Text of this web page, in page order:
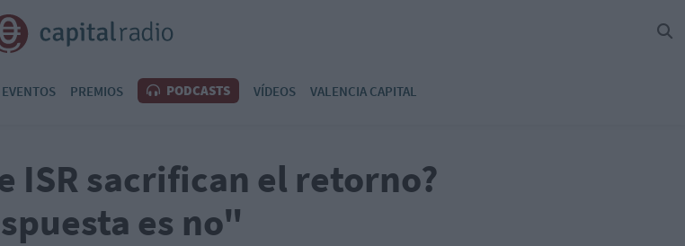
EVENTOS PREMIOS PODCASTS VÍDEOS VALENCIA CAPITAL
ISR sacrifican el retorno?
es no"